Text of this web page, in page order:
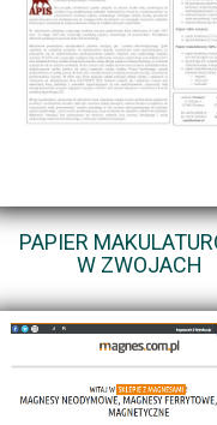
PAPIER
W ZWOJACH